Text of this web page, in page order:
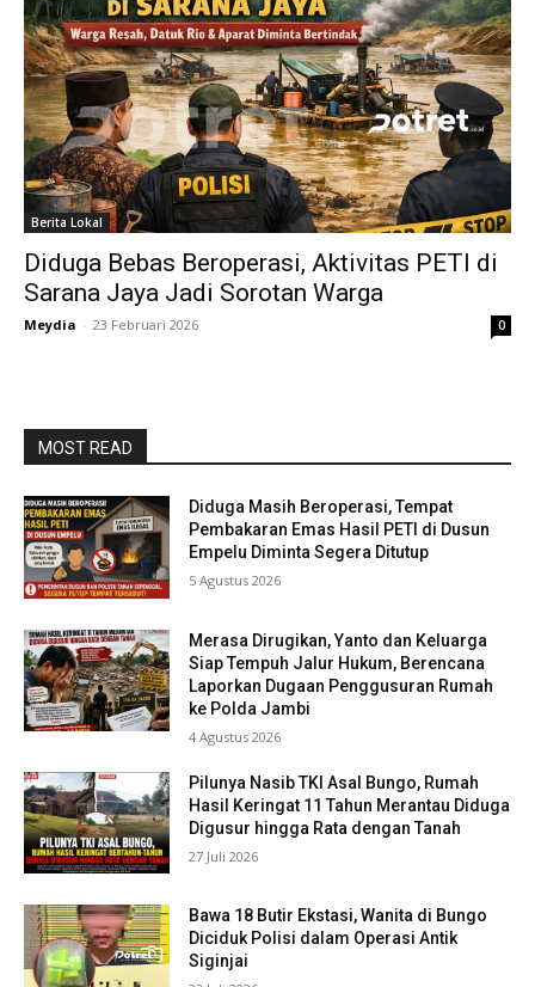
Berita Lokal
Diduga Bebas Beroperasi, Aktivitas PETI di
Sarana Jaya Jadi Sorotan Warga
Meydia - 23 Februari 2026 0
MOST READ
Diduga Masih Beroperasi, Tempat
Pembakaran Emas Hasil PETI di Dusun
Empelu Diminta Segera Ditutup
5 Agustus 2026
Merasa Dirugikan, Yanto dan Keluarga
Siap Tempuh Jalur Hukum, Berencana
Laporkan Dugaan Penggusuran Rumah
ke Polda Jambi
4 Agustus 2026
Pilunya Nasib TKI Asal Bungo, Rumah
Hasil Keringat 11 Tahun Merantau Diduga
Digusur hingga Rata dengan Tanah
27 Juli 2026
Bawa 18 Butir Ekstasi, Wanita di Bungo
Diciduk Polisi dalam Operasi Antik
Siginjai